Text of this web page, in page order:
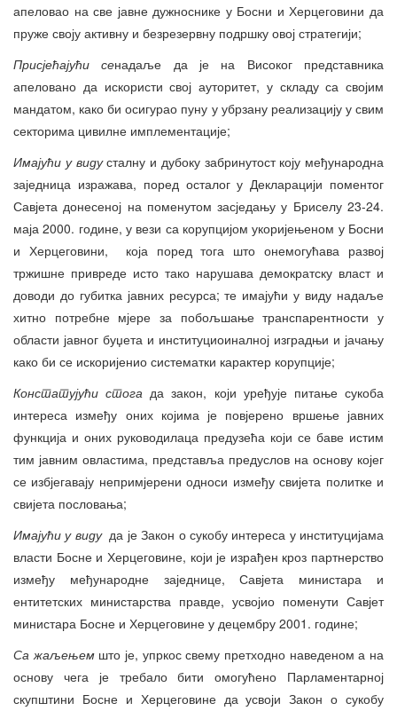
апеловао на све јавне дужноснике у Босни и Херцеговини да
пруже своју активну и безрезервну подршку овој стратегији;
Присјећајући сенадаље да је на Високог представника
апеловано да искористи свој ауторитет, у складу са својим
мандатом, како би осигурао пуну у убрзану реализацију у свим
секторима цивилне имплементације;
Имајући у видусталну и дубоку забринутост коју међународна
заједница изражава, поред осталог у Декларацији поментог
Савјета донесеној на поменутом засједању у Бриселу 23-24.
маја 2000. године, у вези са корупцијом укоријењеном у Босни
и Херцеговини, која поред тога што онемогућава развој
тржишне привреде исто тако нарушава демократску власт и
доводи до губитка јавних ресурса; те имајући у виду надаље
хитно потребне мјере за побољшање транспарентности у
области јавног буџета и институциоиналној изградњи и јачању
како би се искоријенио систематки карактер корупције;
Констатујући стога да закон, који уређује питање сукоба
интереса између оних којима је повјерено вршење јавних
функција и оних руководилаца предузећа који се баве истим
тим јавним овластима, представља предуслов на основу којег
се избјегавају непримјерени односи између свијета политке и
свијета пословања;
Имајући у видуда је Закон о сукобу интереса у институцијама
власти Босне и Херцеговине, који је израђен кроз партнерство
између међународне заједнице, Савјета министара и
ентитетских министарства правде, усвојио поменути Савјет
министара Босне и Херцеговине у децембру 2001. године;
Са жаљењем што је, упркос свему претходно наведеном а на
основу чега је требало бити омогућено Парламентарној
скупштини Босне и Херцеговине да усвоји Закон о сукобу